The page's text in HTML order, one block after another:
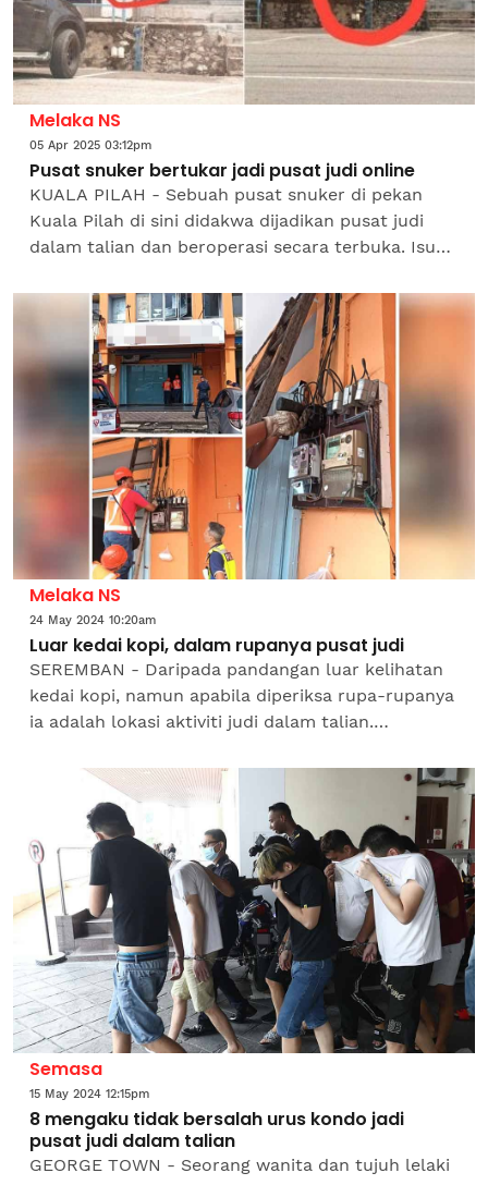
Melaka NS
05 Apr 2025 03:12pm
Pusat snuker bertukar jadi pusat judi online
KUALA PILAH - Sebuah pusat snuker di pekan
Kuala Pilah di sini didakwa dijadikan pusat judi
dalam talian dan beroperasi secara terbuka. Isu
penduduk setempat...
Melaka NS
24 May 2024 10:20am
Luar kedai kopi, dalam rupanya pusat judi
SEREMBAN - Daripada pandangan luar kelihatan
kedai kopi, namun apabila diperiksa rupa-rupanya
ia adalah lokasi aktiviti judi dalam talian.
dibongkar pihak...
Semasa
15 May 2024 12:15pm
8 mengaku tidak bersalah urus kondo jadi
pusat judi dalam talian
GEORGE TOWN - Seorang wanita dan tujuh lelaki